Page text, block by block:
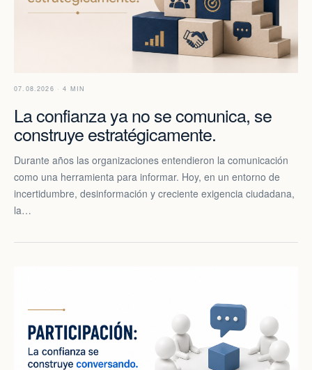
07.08.2026 · 4 MIN
La confianza ya no se comunica, se
construye estratégicamente.
Durante años las organizaciones entendieron la comunicación
como una herramienta para informar. Hoy, en un entorno de
incertidumbre, desinformación y creciente exigencia ciudadana,
la…